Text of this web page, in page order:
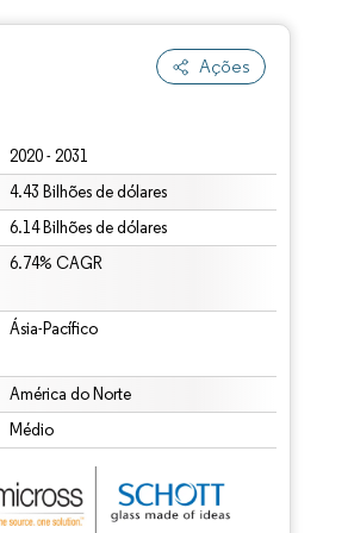
Ações
2020 - 2031
4.43 Bilhões de dólares
6.14 Bilhões de dólares
6.74% CAGR
Ásia-Pacífico
América do Norte
Médio
requer atribuição conforme CC BY 4.0.